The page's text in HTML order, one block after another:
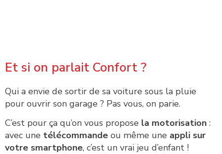
Et si on parlait Confort ?
Qui a envie de sortir de sa voiture sous la pluie
pour ouvrir son garage ? Pas vous, on parie.
C’est pour ça qu’on vous propose la motorisation :
avec une télécommande ou même une appli sur
votre smartphone, c’est un vrai jeu d’enfant !